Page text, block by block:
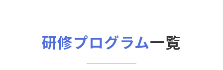
研修プログラム一覧